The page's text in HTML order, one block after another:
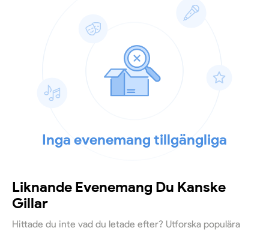
Inga evenemang tillgängliga
Liknande Evenemang Du Kanske
Gillar
Hittade du inte vad du letade efter? Utforska populära